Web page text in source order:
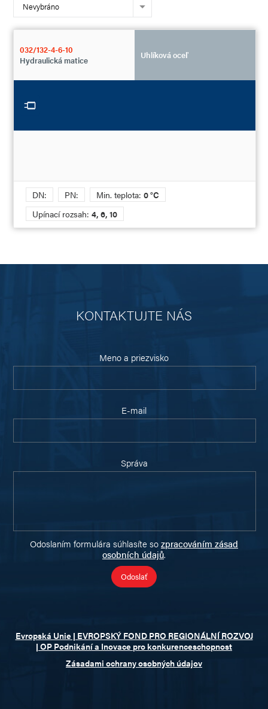
Nevybráno
032/132-4-6-10
Hydraulická matice
Uhlíková oceľ
DN: PN: Min. teplota:0 °C
Upínací rozsah:4, 6, 10
KONTAKTUJTE NÁS
Meno a priezvisko
E-mail
Správa
Odoslaním formulára súhlasíte sozpracováním zásad
osobních údajů.
Evropská Unie | EVROPSKÝ FOND PRO REGIONÁLNÍ ROZVOJ
| OP Podnikání a Inovace pro konkurenceschopnost
Zásadami ochrany osobných údajov